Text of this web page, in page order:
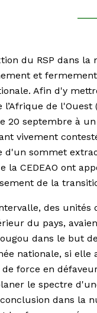
du RSP dans la
et
Afin d'y
l’Afrique de
20 septembre à
vivement
d'un sommet
la CEDEAO ont
de la
des unités
du pays,
dans le but
nationale, si elle
force en
le spectre
dans la